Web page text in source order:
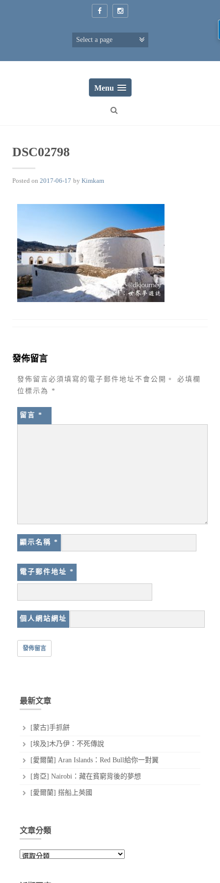
Menu
DSC02798
Posted on 2017-06-17 by Kimkam
發佈留言
發佈留言必須填寫的電子郵件地址不會公開。
必填欄
位標示為 *
留言 *
顯示名稱 *
電子郵件地址 *
個人網站網址
最新文章
[蒙古]手抓餅
[埃及]木乃伊：不死傳說
[愛爾蘭] Aran Islands：Red Bull給你一對翼
[肯亞] Nairobi：藏在貧窮背後的夢想
[愛爾蘭] 搭船上英國
文章分類
文